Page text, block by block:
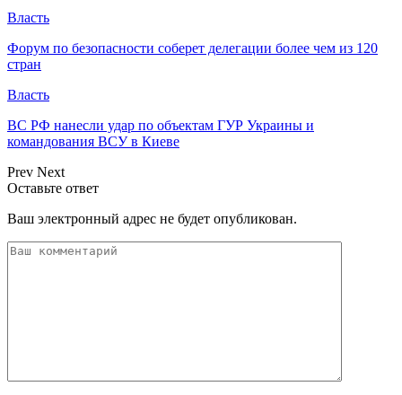
Власть
Форум по безопасности соберет делегации более чем из 120
стран
Власть
ВС РФ нанесли удар по объектам ГУР Украины и
командования ВСУ в Киеве
Prev Next
Оставьте ответ
Ваш электронный адрес не будет опубликован.